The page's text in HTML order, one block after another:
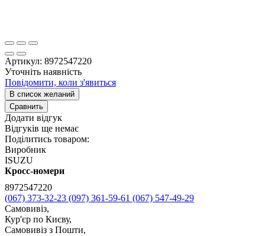
Артикул: 8972547220
Уточніть наявність
Повідомити, коли з'явиться
В список желаний
Сравнить
Додати відгук
Відгуків ще немає
Поділитись товаром:
Виробник
ISUZU
Кросс-номери
8972547220
(067) 373-32-23 (097) 361-59-61 (067) 547-49-29
Самовивіз,
Кур'єр по Києву,
Самовивіз з Пошти,